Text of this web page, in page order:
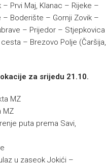
Prvi Maj, Klanac – Rijeke –
– Boderište – Gornji Zovik –
– Prijedor – Stjepkovica
– Brezovo Polje (Čaršija,
za srijedu 21.10.
MZ
MZ
puta prema Savi,
u zaseok Jokići –